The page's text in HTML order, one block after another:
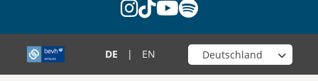
instagram
tiktok
youtube
spotify
DE | EN Wähle deinen Shop